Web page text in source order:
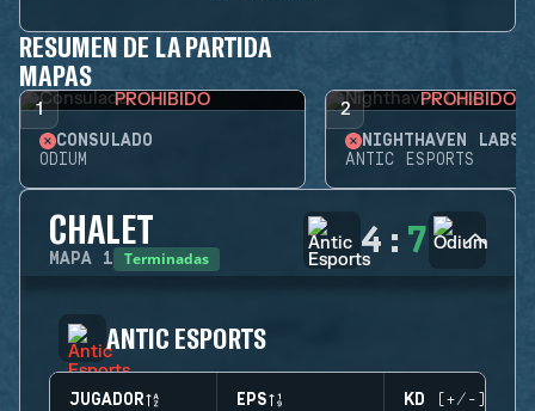
RESUMEN DE LA PARTIDA
MAPAS
1 PROHIBIDO
CONSULADO
ODIUM
2 PROHIBIDO
NIGHTHAVEN LABS
ANTIC ESPORTS
CHALET
MAPA 1 Terminadas 4 : 7
ANTIC ESPORTS
JUGADOR EPS KD (+/-)